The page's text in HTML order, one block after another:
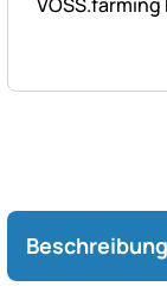
Beschreibung